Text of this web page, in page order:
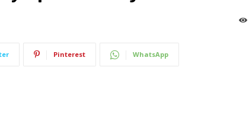
Pinterest WhatsApp